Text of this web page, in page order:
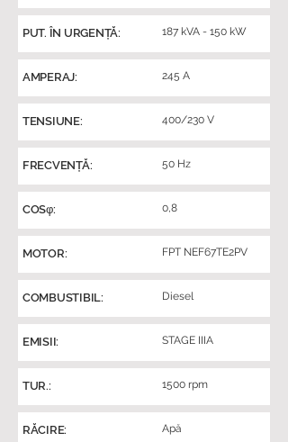
PUT. ÎN URGENȚĂ: 187 kVA - 150 kW
AMPERAJ: 245 A
TENSIUNE: 400/230 V
FRECVENȚĂ: 50 Hz
COSφ: 0,8
MOTOR: FPT NEF67TE2PV
COMBUSTIBIL: Diesel
EMISII: STAGE IIIA
TUR.: 1500 rpm
RĂCIRE: Apă